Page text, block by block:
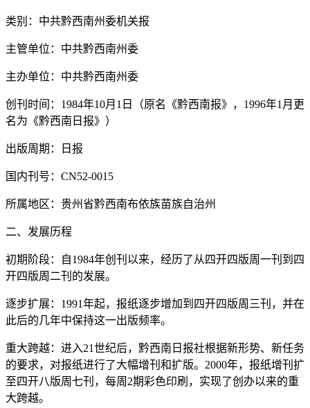
类别：中共黔西南州委机关报
主管单位：中共黔西南州委
主办单位：中共黔西南州委
创刊时间：1984年10月1日（原名《黔西南报》，1996年1月更
名为《黔西南日报》）
出版周期：日报
国内刊号：CN52-0015
所属地区：贵州省黔西南布依族苗族自治州
二、发展历程
初期阶段：自1984年创刊以来，经历了从四开四版周一刊到四
开四版周二刊的发展。
逐步扩展：1991年起，报纸逐步增加到四开四版周三刊，并在
此后的几年中保持这一出版频率。
重大跨越：进入21世纪后，黔西南日报社根据新形势、新任务
的要求，对报纸进行了大幅增刊和扩版。2000年，报纸增刊扩
至四开八版周七刊，每周2期彩色印刷，实现了创办以来的重
大跨越。